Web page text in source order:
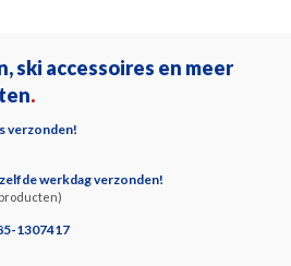
ski accessoires en meer
.
verzonden!
werkdag verzonden!
1307417